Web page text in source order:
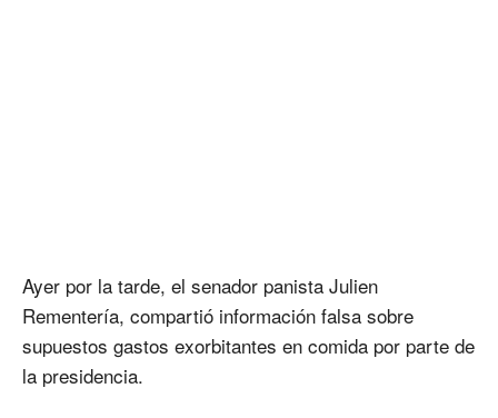
Ayer por la tarde, el senador panista Julien
Rementería, compartió información falsa sobre
supuestos gastos exorbitantes en comida por parte de
la presidencia.